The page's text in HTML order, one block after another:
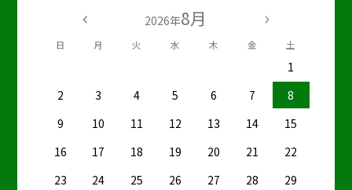
2026年8月
日 月 火 水 木 金 土
1
2
3 4 5 6 7
8
9
10 11 12 13 14
15
16
17 18 19 20 21
22
23
24 25 26 27 28
29